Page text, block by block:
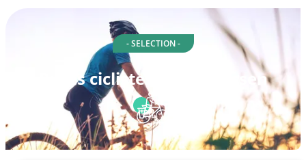
- SELECTION -
Rutes ciclistes a Waldsassen